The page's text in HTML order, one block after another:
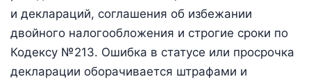
и деклараций, соглашения об избежании
двойного налогообложения и строгие сроки по
Кодексу №213. Ошибка в статусе или просрочка
декларации оборачивается штрафами и